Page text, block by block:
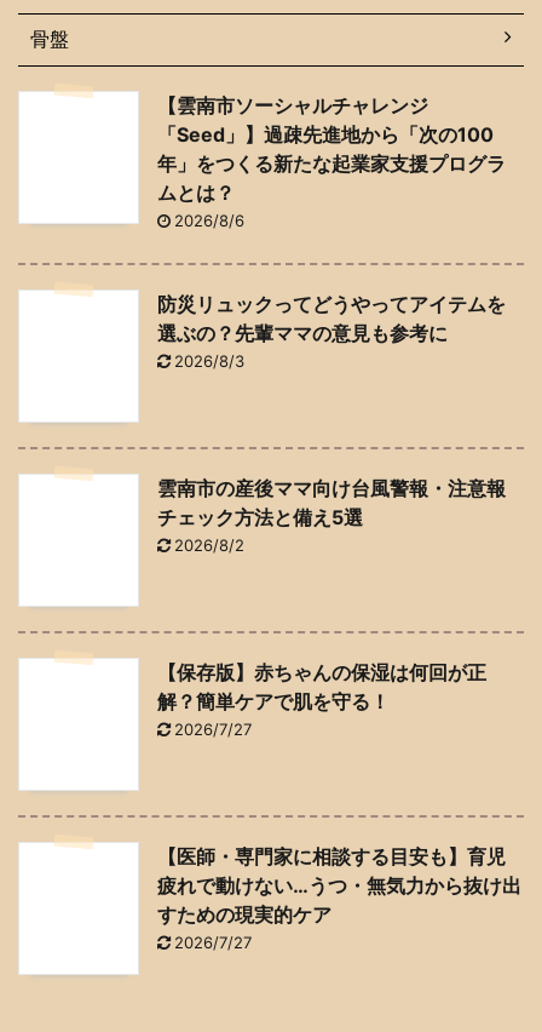
骨盤
【雲南市ソーシャルチャレンジ
「Seed」】過疎先進地から「次の100
年」をつくる新たな起業家支援プログラ
ムとは？
2026/8/6
防災リュックってどうやってアイテムを
選ぶの？先輩ママの意見も参考に
2026/8/3
雲南市の産後ママ向け台風警報・注意報
チェック方法と備え5選
2026/8/2
【保存版】赤ちゃんの保湿は何回が正
解？簡単ケアで肌を守る！
2026/7/27
【医師・専門家に相談する目安も】育児
疲れで動けない…うつ・無気力から抜け出
すための現実的ケア
2026/7/27